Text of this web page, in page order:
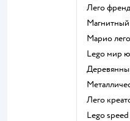
Лего
Марио лего
Lego мир
Лего
Lego speed